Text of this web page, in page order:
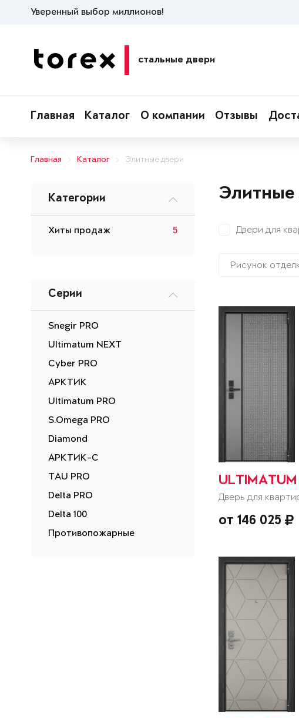
Уверенный выбор миллионов!
стальные двери
Главная Каталог О компании Отзывы
Главная Каталог Элитные двери
Категории
Хиты продаж 5
Серии
Snegir PRO
Ultimatum NEXT
Cyber PRO
АРКТИК
Ultimatum PRO
S.Omega PRO
Diamond
АРКТИК-С
TAU PRO
Delta PRO
Delta 100
Противопожарные
Элитные
Двери для
Рисунок
Дверь для
от 146 025